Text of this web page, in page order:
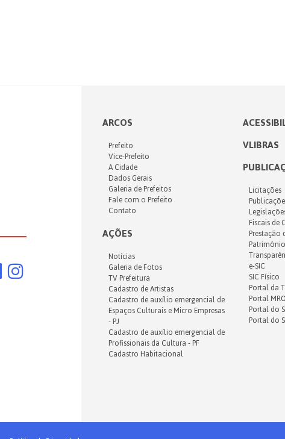
ARCOS
Prefeito
Vice-Prefeito
A Cidade
Dados Gerais
Galeria de Prefeitos
Fale com o Prefeito
Contato
AÇÕES
Notícias
Galeria de Fotos
TV Prefeitura
Cadastro de Artistas
Cadastro de auxílio emergencial de
Espaços Culturais e Micro Empresas
- PJ
Cadastro de auxílio emergencial de
Profissionais da Cultura - PF
Cadastro Habitacional
VLIBRAS
Licitações
Fiscais de
Prestação
Patrimônio
e-SIC
SIC Físico
Portal da
Portal
Portal do
Portal do